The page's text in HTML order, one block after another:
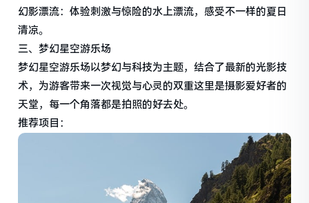
幻影漂流：体验刺激与惊险的水上漂流，感受不一样的夏日
清凉。
三、梦幻星空游乐场
梦幻星空游乐场以梦幻与科技为主题，结合了最新的光影技
术，为游客带来一次视觉与心灵的双重这里是摄影爱好者的
天堂，每一个角落都是拍照的好去处。
推荐项目：